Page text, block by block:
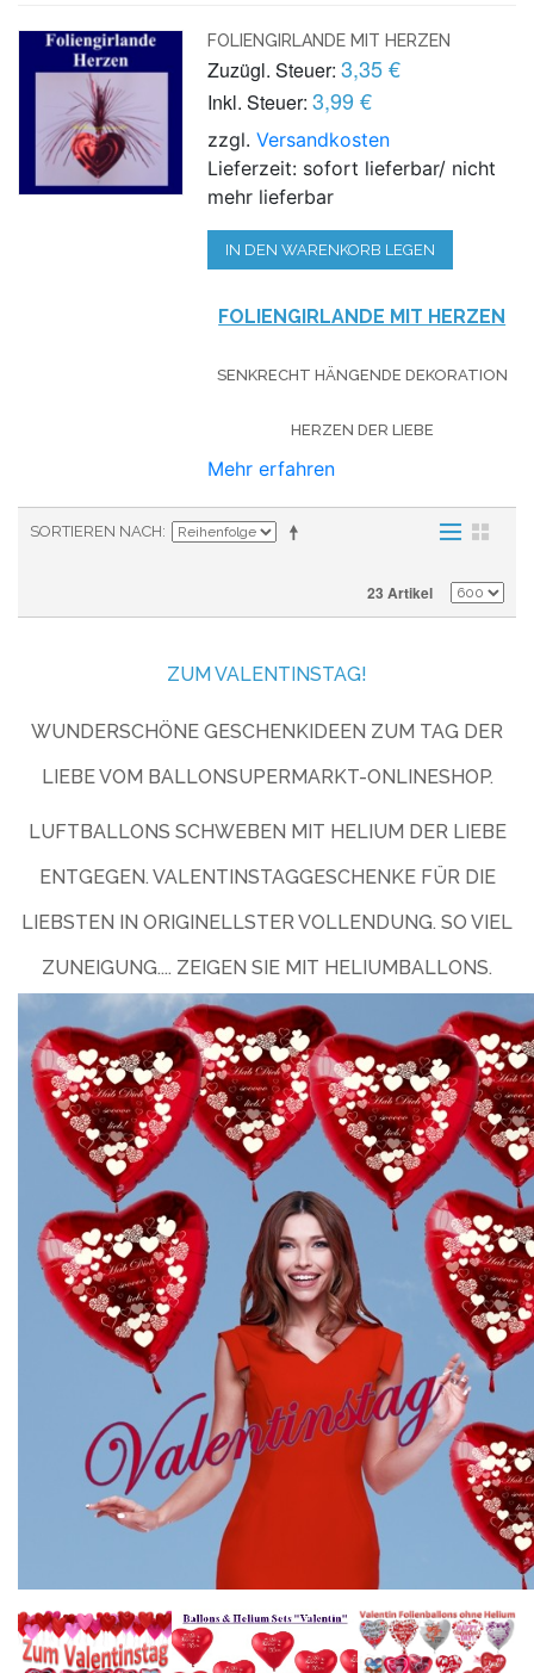
FOLIENGIRLANDE MIT HERZEN
Zuzügl. Steuer: 3,35 €
Inkl. Steuer: 3,99 €
zzgl.Versandkosten
Lieferzeit: sofort lieferbar/ nicht
mehr lieferbar
IN DEN WARENKORB LEGEN
FOLIENGIRLANDE MIT HERZEN
SENKRECHT HÄNGENDE DEKORATION
HERZEN DER LIEBE
Mehr erfahren
SORTIEREN NACH
23 Artikel
ZUM VALENTINSTAG!
WUNDERSCHÖNE GESCHENKIDEEN ZUM TAG DER
LIEBE VOM BALLONSUPERMARKT-ONLINESHOP.
LUFTBALLONS SCHWEBEN MIT HELIUM DER LIEBE
ENTGEGEN. VALENTINSTAGGESCHENKE FÜR DIE
LIEBSTEN IN ORIGINELLSTER VOLLENDUNG. SO VIEL
ZUNEIGUNG.... ZEIGEN SIE MIT HELIUMBALLONS.